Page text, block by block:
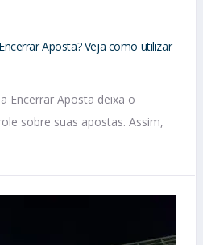
Aposta? Veja como utilizar
Encerrar Aposta deixa o
sobre suas apostas. Assim,